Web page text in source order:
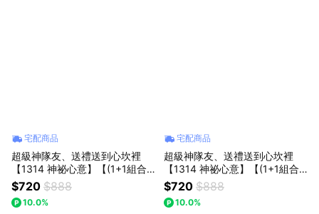
宅配商品
超級神隊友、送禮送到心坎裡
【1314 神祕心意】【(1+1組合)
【粉玫瑰+粉晶愛心掌心石】】
Missing想念你｜粉玫瑰精緻花
束：浪漫告白推薦，讓愛在日常
$720 $888
10.0%
宅配商品
超級神隊友、送禮送到心坎裡
【1314 神祕心意】【(1+1組合)
【粉玫瑰+粉晶熊】】Missing想
念你｜粉玫瑰精緻花束：浪漫告
白推薦，讓愛在日常中綻放 (預
$720 $888
10.0%